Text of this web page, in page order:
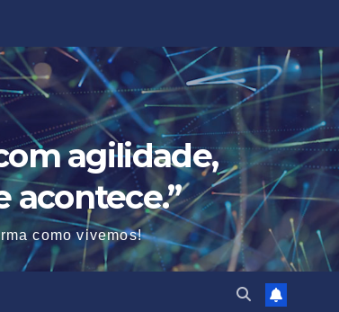
agilidade,
acontece.”
como vivemos!